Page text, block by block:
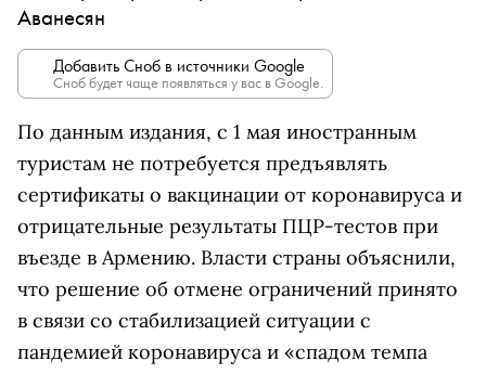
Аванесян
Добавить Сноб в источники Google
Сноб будет чаще появляться у вас в Google.
По данным издания, с 1 мая иностранным
туристам не потребуется предъявлять
сертификаты о вакцинации от коронавируса и
отрицательные результаты ПЦР-тестов при
въезде в Армению. Власти страны объяснили,
что решение об отмене ограничений принято
в связи со стабилизацией ситуации с
пандемией коронавируса и «спадом темпа